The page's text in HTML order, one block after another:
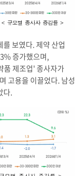
보였다. 제약 산업
증가했으며,
품 제조업' 종사자가
고용을 이끌었다. 남성
다.